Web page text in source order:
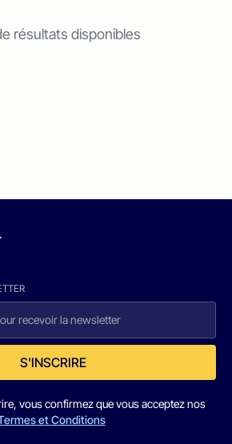
résultats disponibles
S'INSCRIRE
vous confirmez que vous acceptez nos
et Conditions